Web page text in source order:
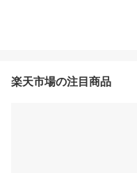
楽天市場の注目商品